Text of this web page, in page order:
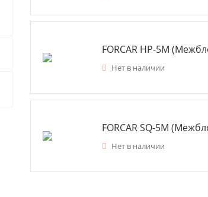
FORCAR HP-5M
Нет в наличии
FORCAR SQ-5M
Нет в наличии